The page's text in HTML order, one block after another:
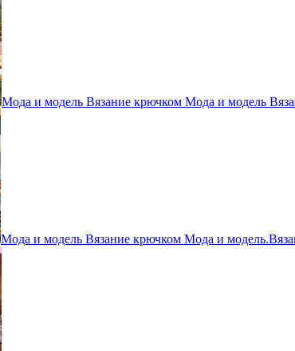
Мода и модель Вязание крючком Мода и модель
Мода и модель Вязание крючком Мода и